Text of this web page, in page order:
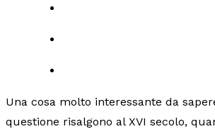
Una cosa molto interessante da
questione risalgono al XVI secolo,